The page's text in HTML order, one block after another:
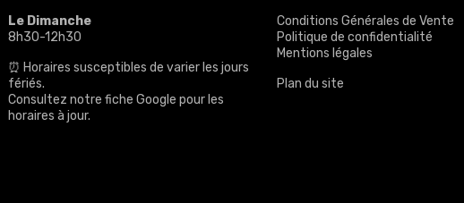
Le Dimanche
8h30-12h30
⏰ Horaires susceptibles de varier les jours
fériés.
Consultez notre fiche Google pour les
horaires à jour.
Conditions Générales de Vente
Politique de confidentialité
Mentions légales
Plan du site